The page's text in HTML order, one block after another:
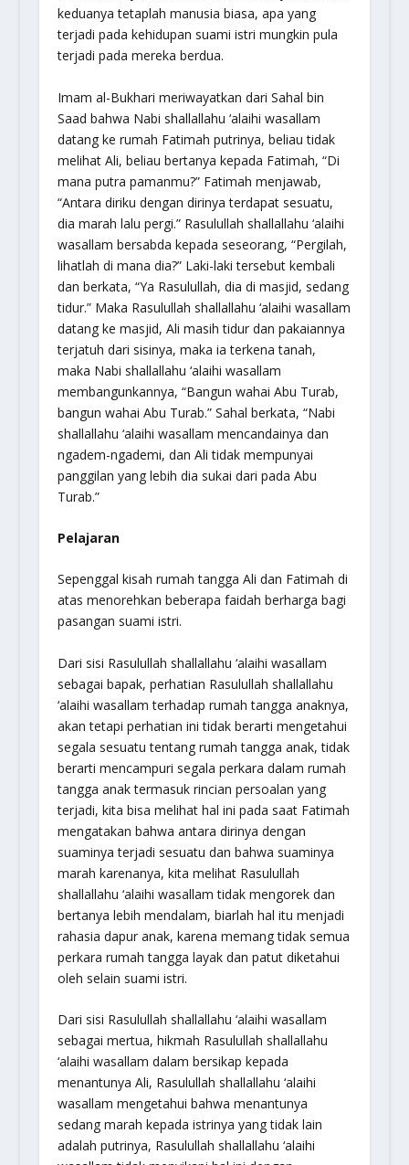
keduanya tetaplah manusia biasa, apa yang
terjadi pada kehidupan suami istri mungkin pula
terjadi pada mereka berdua.
Imam al-Bukhari meriwayatkan dari Sahal bin
Saad bahwa Nabi shallallahu ‘alaihi wasallam
datang ke rumah Fatimah putrinya, beliau tidak
melihat Ali, beliau bertanya kepada Fatimah, “Di
mana putra pamanmu?” Fatimah menjawab,
“Antara diriku dengan dirinya terdapat sesuatu,
dia marah lalu pergi.” Rasulullah shallallahu ‘alaihi
wasallam bersabda kepada seseorang, “Pergilah,
lihatlah di mana dia?” Laki-laki tersebut kembali
dan berkata, “Ya Rasulullah, dia di masjid, sedang
tidur.” Maka Rasulullah shallallahu ‘alaihi wasallam
datang ke masjid, Ali masih tidur dan pakaiannya
terjatuh dari sisinya, maka ia terkena tanah,
maka Nabi shallallahu ‘alaihi wasallam
membangunkannya, “Bangun wahai Abu Turab,
bangun wahai Abu Turab.” Sahal berkata, “Nabi
shallallahu ‘alaihi wasallam mencandainya dan
ngadem-ngademi, dan Ali tidak mempunyai
panggilan yang lebih dia sukai dari pada Abu
Turab.”
Pelajaran
Sepenggal kisah rumah tangga Ali dan Fatimah di
atas menorehkan beberapa faidah berharga bagi
pasangan suami istri.
Dari sisi Rasulullah shallallahu ‘alaihi wasallam
sebagai bapak, perhatian Rasulullah shallallahu
‘alaihi wasallam terhadap rumah tangga anaknya,
akan tetapi perhatian ini tidak berarti mengetahui
segala sesuatu tentang rumah tangga anak, tidak
berarti mencampuri segala perkara dalam rumah
tangga anak termasuk rincian persoalan yang
terjadi, kita bisa melihat hal ini pada saat Fatimah
mengatakan bahwa antara dirinya dengan
suaminya terjadi sesuatu dan bahwa suaminya
marah karenanya, kita melihat Rasulullah
shallallahu ‘alaihi wasallam tidak mengorek dan
bertanya lebih mendalam, biarlah hal itu menjadi
rahasia dapur anak, karena memang tidak semua
perkara rumah tangga layak dan patut diketahui
oleh selain suami istri.
Dari sisi Rasulullah shallallahu ‘alaihi wasallam
sebagai mertua, hikmah Rasulullah shallallahu
‘alaihi wasallam dalam bersikap kepada
menantunya Ali, Rasulullah shallallahu ‘alaihi
wasallam mengetahui bahwa menantunya
sedang marah kepada istrinya yang tidak lain
adalah putrinya, Rasulullah shallallahu ‘alaihi